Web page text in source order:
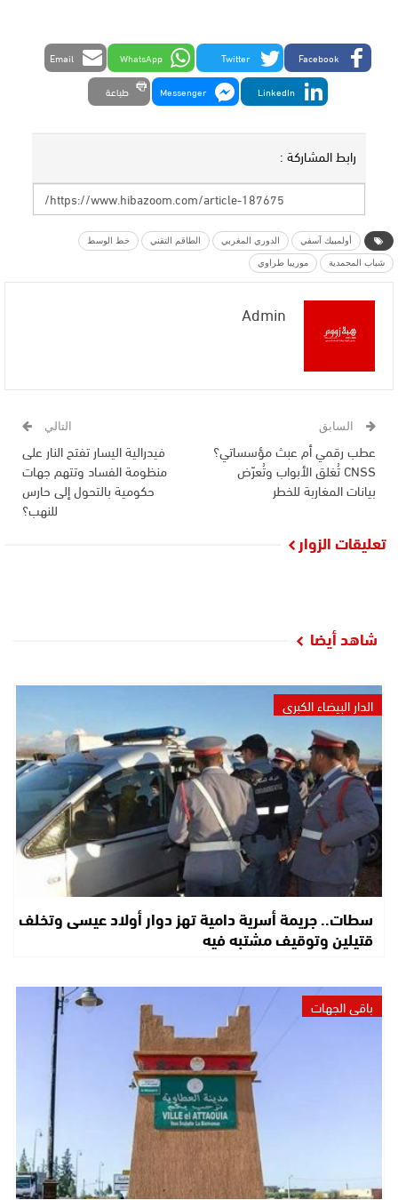
Facebook
Twitter
WhatsApp
Email
LinkedIn
Messenger طباعة
رابط المشاركة :
أولمبيك آسفي الدوري المغربي الطاقم التقني خط الوسط
شباب المحمدية موريبا طراوي
Admin
السابق
عطب رقمي أم عبث مؤسساتي؟
CNSS تُغلق الأبواب وتُعرّض
بيانات المغاربة للخطر
التالي
فيدرالية اليسار تفتح النار على
منظومة الفساد وتتهم جهات
حكومية بالتحول إلى حارس
للنهب؟
تعليقات الزوار
شاهد أيضا
الدار البيضاء الكبرى
سطات.. جريمة أسرية دامية تهز دوار أولاد عيسى وتخلف
قتيلين وتوقيف مشتبه فيه
باقي الجهات